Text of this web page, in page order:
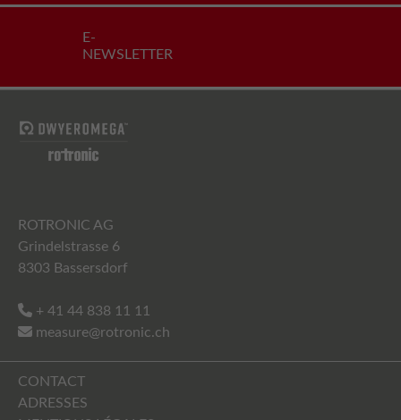
E-
NEWSLETTER
ROTRONIC AG
Grindelstrasse 6
8303 Bassersdorf
+ 41 44 838 11 11
measure@rotronic.ch
CONTACT
ADRESSES